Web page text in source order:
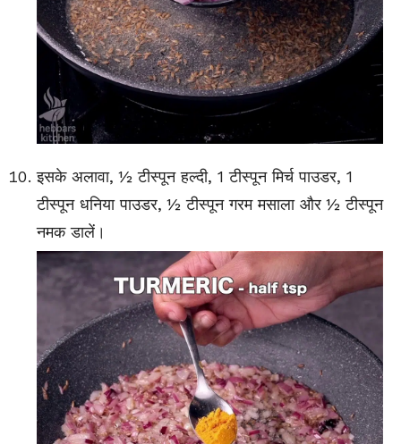
इसके अलावा, ½ टीस्पून हल्दी, 1 टीस्पून मिर्च पाउडर, 1
टीस्पून धनिया पाउडर, ½ टीस्पून गरम मसाला और ½ टीस्पून
नमक डालें।